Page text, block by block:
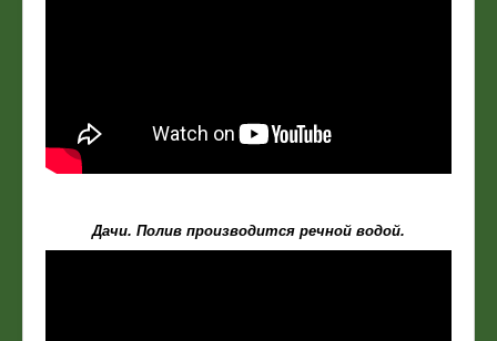
Дачи. Полив производится речной водой.